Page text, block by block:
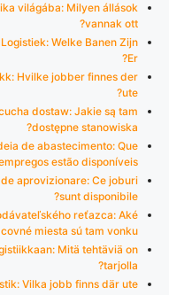
világába: Milyen állások
vannak ott?
Welke Banen Zijn
Er?
Hvilke jobber finnes der
ute?
dostaw: Jakie są tam
dostępne stanowiska?
de abastecimento: Que
estão disponíveis?
aprovizionare: Ce joburi
sunt disponibile?
reťazca: Aké
miesta sú tam vonku?
Mitä tehtäviä on
tarjolla?
Vilka jobb finns där ute?